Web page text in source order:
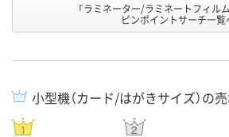
「ラミネーター/ラミネートフィル
ピンポイントサーチ一覧
小型機（カード/はがきサイズ）の